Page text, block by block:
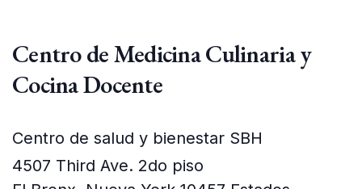
Centro de Medicina Culinaria y
Cocina Docente
Centro de salud y bienestar SBH
4507 Third Ave. 2do piso